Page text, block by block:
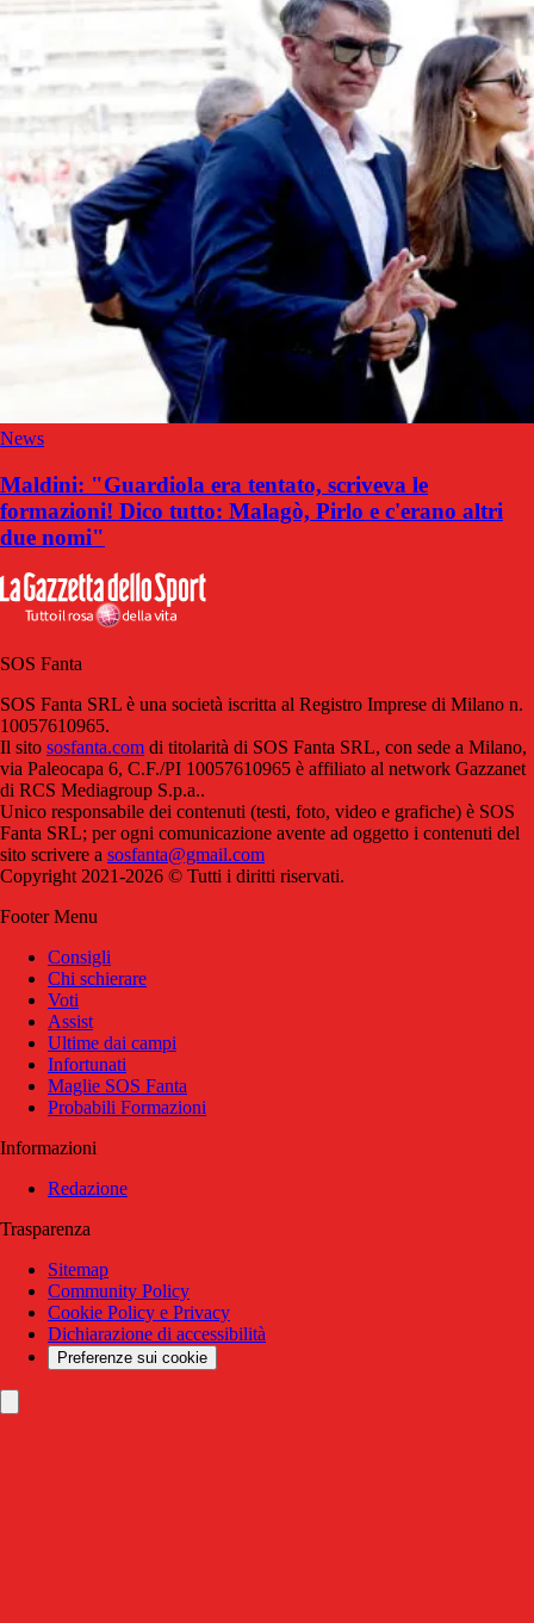
News
Maldini: "Guardiola era tentato, scriveva le
formazioni! Dico tutto: Malagò, Pirlo e c'erano altri
due nomi"
SOS Fanta
SOS Fanta SRL è una società iscritta al Registro Imprese di Milano n.
10057610965.
Il sito sosfanta.com di titolarità di SOS Fanta SRL, con sede a Milano,
via Paleocapa 6, C.F./PI 10057610965 è affiliato al network Gazzanet
di RCS Mediagroup S.p.a..
Unico responsabile dei contenuti (testi, foto, video e grafiche) è SOS
Fanta SRL; per ogni comunicazione avente ad oggetto i contenuti del
sito scrivere a sosfanta@gmail.com
Copyright 2021-2026 © Tutti i diritti riservati.
Footer Menu
Consigli
Chi schierare
Voti
Assist
Ultime dai campi
Infortunati
Maglie SOS Fanta
Probabili Formazioni
Informazioni
Redazione
Trasparenza
Sitemap
Community Policy
Cookie Policy e Privacy
Dichiarazione di accessibilità
Preferenze sui cookie